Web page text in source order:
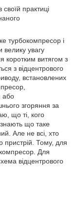
практиці
турбокомпресор і
велику увагу
коротким витягом з
з відцентрового
встановлених
або
згоряння за
що ті, кого
знають що таке
Але не всі, хто
пристрій. Тому, для
Для
відцентрового